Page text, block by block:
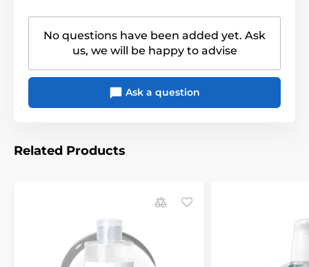
No questions have been added yet. Ask
us, we will be happy to advise
Ask a question
Related Products